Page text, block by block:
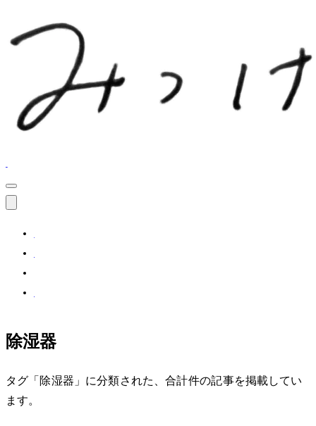
除湿器
タグ「除湿器」に分類された、合計 1 件の記事を掲載してい
ます。